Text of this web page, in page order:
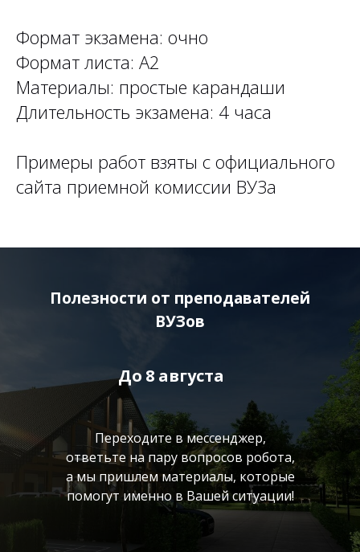
Формат экзамена: очно
Формат листа: А2
Материалы: простые карандаши
Длительность экзамена: 4 часа
Примеры работ взяты с официального
сайта приемной комиссии ВУЗа
Полезности от преподавателей
ВУЗов
Переходите в мессенджер,
ответьте на пару вопросов робота,
а мы пришлем материалы, которые
помогут именно в Вашей ситуации!
8 августа
До